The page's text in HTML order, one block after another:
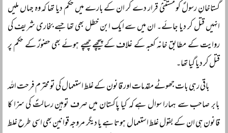
گستاخانِ رسولؐ کو مستثنیٰ قرار دے کر ان کے بارے میں حکم دیا تھا کہ وہ جہاں ملیں
انہیں قتل کر دیا جائے۔ ان میں سے ایک ابن خطل بھی تھا جسے بخاری شریف کی
روایت کے مطابق خانہ کعبہ کے غلاف کے پیچھے چھپے ہوئے بھی حضورؐ کے حکم پر
قتل کر دیا گیا تھا۔
باقی رہی بات جھوٹے مقدمات اور قانون کے غلط استعمال کی تو محترم فرحت اللہ
بابر صاحب سے ہمارا سوال ہے کہ کیا پاکستان میں صرف توہین رسالتؐ کی سزا کا
قانون ہی ان کے بقول غلط استعمال ہوتا ہے یا دیگر مروجہ قوانین بھی اسی طرح غلط